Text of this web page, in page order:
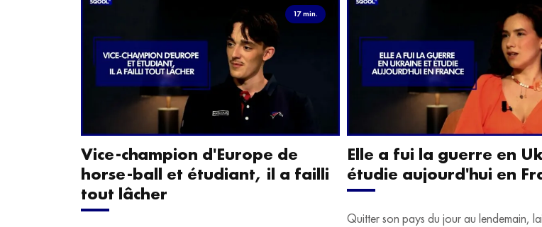
17 min.
Vice-champion d'Europe de
horse-ball et étudiant, il a failli
tout lâcher
Elle a fui la guerre en
étudie aujourd'hui en
Quitter son pays du jour au lendemain,